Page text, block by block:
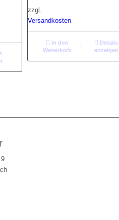
zzgl.
Versandkosten
In den
Warenkorb
Details
anzeigen